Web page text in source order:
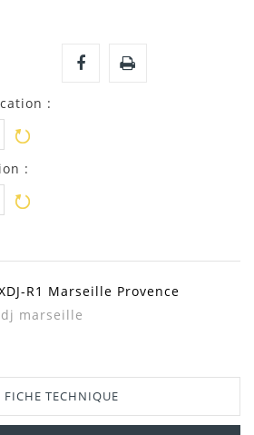
:
:
R1 Marseille Provence
marseille
FICHE TECHNIQUE